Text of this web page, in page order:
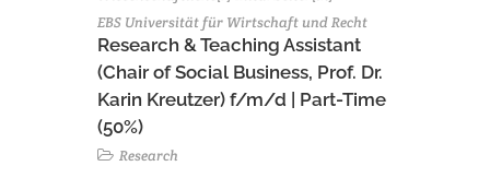
EBS Universität für Wirtschaft und Recht
Research & Teaching Assistant
(Chair of Social Business, Prof. Dr.
Karin Kreutzer) f/m/d | Part-Time
(50%)
Research